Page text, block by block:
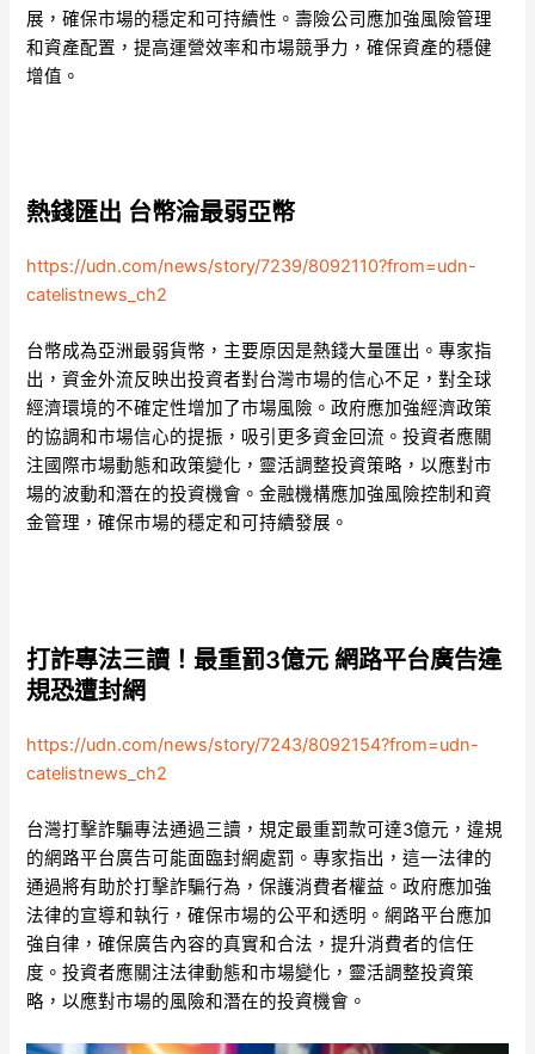
展，確保市場的穩定和可持續性。壽險公司應加強風險管理
和資產配置，提高運營效率和市場競爭力，確保資產的穩健
增值。
熱錢匯出 台幣淪最弱亞幣
https://udn.com/news/story/7239/8092110?from=udn-
catelistnews_ch2
台幣成為亞洲最弱貨幣，主要原因是熱錢大量匯出。專家指
出，資金外流反映出投資者對台灣市場的信心不足，對全球
經濟環境的不確定性增加了市場風險。政府應加強經濟政策
的協調和市場信心的提振，吸引更多資金回流。投資者應關
注國際市場動態和政策變化，靈活調整投資策略，以應對市
場的波動和潛在的投資機會。金融機構應加強風險控制和資
金管理，確保市場的穩定和可持續發展。
打詐專法三讀！最重罰3億元 網路平台廣告違
規恐遭封網
https://udn.com/news/story/7243/8092154?from=udn-
catelistnews_ch2
台灣打擊詐騙專法通過三讀，規定最重罰款可達3億元，違規
的網路平台廣告可能面臨封網處罰。專家指出，這一法律的
通過將有助於打擊詐騙行為，保護消費者權益。政府應加強
法律的宣導和執行，確保市場的公平和透明。網路平台應加
強自律，確保廣告內容的真實和合法，提升消費者的信任
度。投資者應關注法律動態和市場變化，靈活調整投資策
略，以應對市場的風險和潛在的投資機會。